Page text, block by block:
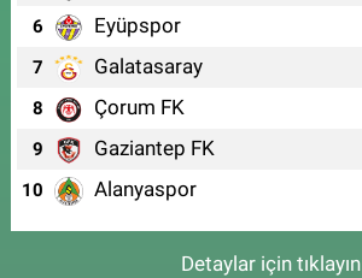
6 Eyüpspor
7 Galatasaray
8 Çorum FK
9 Gaziantep FK
10 Alanyaspor
Detaylar için tıklayın